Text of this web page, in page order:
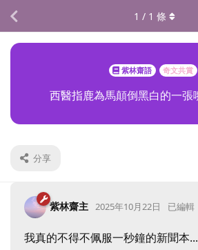
紫林齋語 奇文共賞
西醫指鹿為馬顛倒黑白的一張
分享
1 / 1 條
紫林齋主 2025年10月22日 已編輯
我真的不得不佩服一秒鐘的新聞本...